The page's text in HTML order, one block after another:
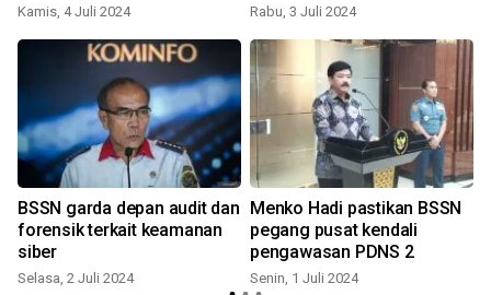
Kamis, 4 Juli 2024 Rabu, 3 Juli 2024
BSSN garda depan audit dan
forensik terkait keamanan
siber
Selasa, 2 Juli 2024
Menko Hadi pastikan BSSN
pegang pusat kendali
pengawasan PDNS 2
Senin, 1 Juli 2024